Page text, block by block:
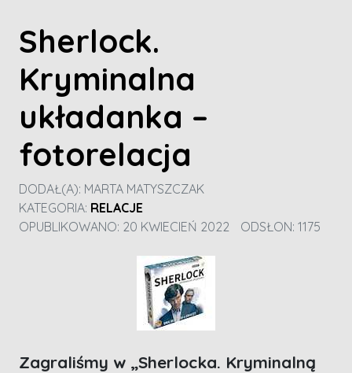
Sherlock.
Kryminalna
układanka –
fotorelacja
DODAŁ(A): MARTA MATYSZCZAK
KATEGORIA: RELACJE
OPUBLIKOWANO: 20 KWIECIEŃ 2022
ODSŁON: 1175
Zagraliśmy w „Sherlocka. Kryminalną